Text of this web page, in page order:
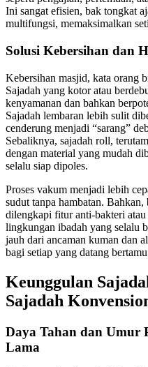
Ini sangat efisien, bak tongkat
multifungsi, memaksimalkan
Solusi Kebersihan dan
Kebersihan masjid, kata orang
Sajadah yang kotor atau
kenyamanan dan bahkan
Sajadah lembaran lebih sulit
cenderung menjadi “sarang”
Sebaliknya, sajadah roll,
dengan material yang mudah
selalu siap dipoles.
Proses vakum menjadi lebih
sudut tanpa hambatan.
dilengkapi fitur anti-bakteri
lingkungan ibadah yang selalu
jauh dari ancaman kuman dan
bagi setiap yang datang
Keunggulan
Sajadah
Daya Tahan dan Umur
Lama